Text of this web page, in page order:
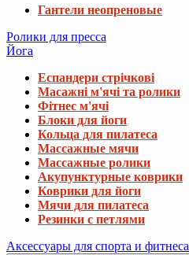
Гантели неопреновые
Ролики для пресса
Йога
Еспандери стрічкові
Масажні м'ячі та ролики
Фітнес м'ячі
Блоки для йоги
Кольца для пилатеса
Массажные мячи
Массажные ролики
Акупунктурные коврики
Коврики для йоги
Мячи для пилатеса
Резинки с петлями
Аксессуары для спорта и фитнеса